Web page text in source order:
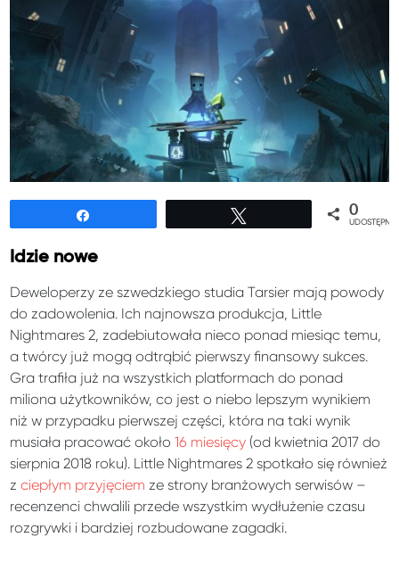
0
Idzie nowe
Deweloperzy ze szwedzkiego studia Tarsier mają powody
do zadowolenia. Ich najnowsza produkcja, Little
Nightmares 2, zadebiutowała nieco ponad miesiąc temu,
a twórcy już mogą odtrąbić pierwszy finansowy sukces.
Gra trafiła już na wszystkich platformach do ponad
miliona użytkowników, co jest o niebo lepszym wynikiem
niż w przypadku pierwszej części, która na taki wynik
musiała pracować około16 miesięcy (od kwietnia 2017 do
sierpnia 2018 roku). Little Nightmares 2 spotkało się również
zciepłym przyjęciem ze strony branżowych serwisów –
recenzenci chwalili przede wszystkim wydłużenie czasu
rozgrywki i bardziej rozbudowane zagadki.